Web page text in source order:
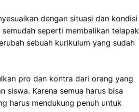
dengan situasi dan kondisi
seperti membalikan telapak
sebuah kurikulum yang sudah
pro dan kontra dari orang yang
siswa. Karena semua harus bisa
harus mendukung penuh untuk